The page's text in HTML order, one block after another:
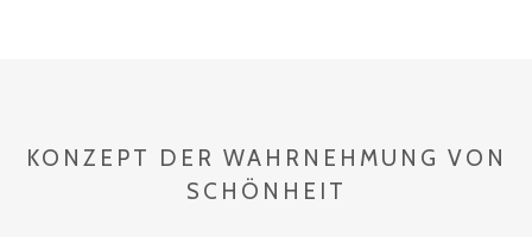
KONZEPT DER WAHRNEHMUNG VON
SCHÖNHEIT